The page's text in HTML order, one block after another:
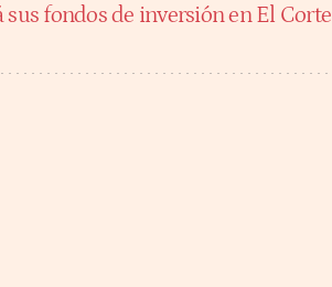
fondos de inversión en El Corte